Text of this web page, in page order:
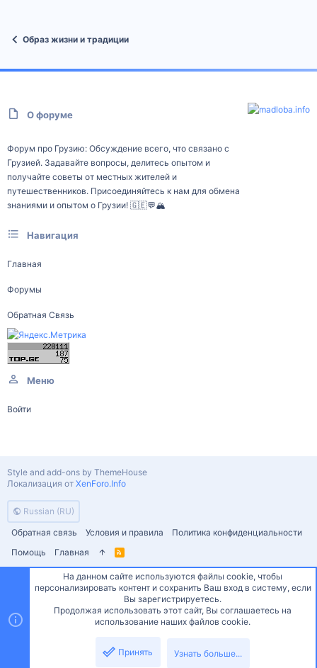
Образ жизни и традиции
О форуме
Форум про Грузию: Обсуждение всего, что связано с
Грузией. Задавайте вопросы, делитесь опытом и
получайте советы от местных жителей и
путешественников. Присоединяйтесь к нам для обмена
знаниями и опытом о Грузии! 🇬🇪💬🏔️
Навигация
Главная
Форумы
Обратная Связь
Меню
Войти
Russian (RU)
Обратная связь
Условия и правила
Политика конфиденциальности
Помощь
Главная
R
S
Style and add-ons by ThemeHouse
Локализация от XenForo.Info
СверхуСнизу
На данном сайте используются файлы cookie, чтобы
персонализировать контент и сохранить Ваш вход в систему, если
Вы зарегистрируетесь.
Продолжая использовать этот сайт, Вы соглашаетесь на
использование наших файлов cookie.
Принять Узнать больше...